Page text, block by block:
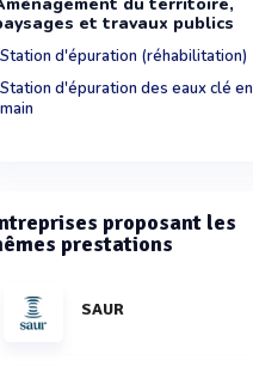
et travaux publics
Station d'épuration (réhabilitation)
Station d'épuration des eaux clé en
main
proposant les
prestations
SAUR